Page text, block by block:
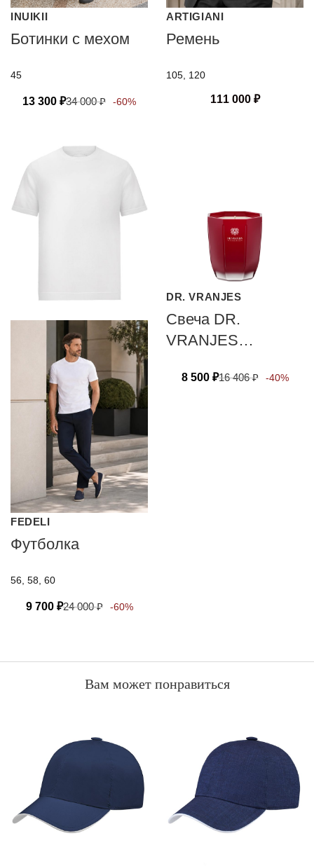
INUIKII
Ботинки с мехом
45
13 300 ₽34 000₽ -60%
ARTIGIANI
Ремень
105, 120
111 000 ₽
FEDELI
Футболка
56, 58, 60
9 700 ₽24 000₽ -60%
DR. VRANJES
Свеча DR.
VRANJES
MELOGRANO 80
8 500 ₽16 406₽ -40%
Вам может понравиться